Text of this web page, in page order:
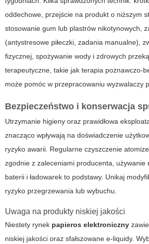
oddechowe, przejście na produkt o niższym
stosowanie gum lub plastrów nikotynowych,
(antystresowe piłeczki, zadania manualne),
fizycznej, spożywanie wody i zdrowych
terapeutyczne, takie jak terapia poznawczo-
może pomóc w przepracowaniu wyzwalaczy
Bezpieczeństwo i konserwacja
Utrzymanie higieny oraz prawidłowa
znacząco wpływają na doświadczenie
ryzyko awarii. Regularne czyszczenie
zgodnie z zaleceniami producenta, używanie
baterii i ładowarek to podstawy. Unikaj
ryzyko przegrzewania lub wybuchu.
Uwaga na produkty niskiej jakości
Niestety rynek papieros elektroniczny
niskiej jakości oraz sfałszowane e-liquidy.